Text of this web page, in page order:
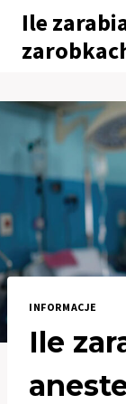
Przejdź
treści
Ile
INFORMACJE
Ile